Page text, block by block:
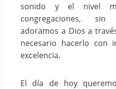
sonido y el nivel
congregaciones,
adoramos a Dios a
necesario hacerlo con
excelencia.
El día de hoy